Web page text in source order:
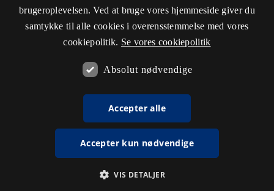
brugeroplevelsen. Ved at bruge vores hjemmeside giver du
samtykke til alle cookies i overensstemmelse med vores
cookiepolitik. Se vores cookiepolitik
Absolut nødvendige
Accepter alle
Accepter kun nødvendige
VIS DETALJER